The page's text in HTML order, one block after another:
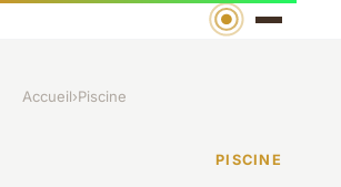
Accueil›Piscine
PISCINE